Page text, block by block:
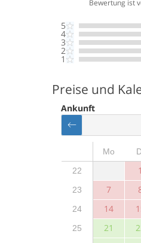
Bewertung ist
5
4
3
2
1
Preise und
Ankunft
Mo
22
1
23 7
24 14
25 21